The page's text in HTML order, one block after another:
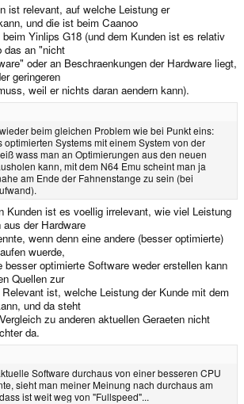
ist relevant, auf welche Leistung er
und die ist beim Caanoo
beim Yinlips G18 (und dem Kunden ist es relativ
das an "nicht
oder an Beschraenkungen der Hardware liegt,
geringeren
weil er nichts daran aendern kann).
beim gleichen Problem wie bei Punkt eins:
optimierten Systems mit einem System von der
wass man an Optimierungen aus den neuen
kann, mit dem N64 Emu scheint man ja
am Ende der Fahnenstange zu sein (bei
Kunden ist es voellig irrelevant, wie viel Leistung
der Hardware
wenn denn eine andere (besser optimierte)
wuerde,
besser optimierte Software weder erstellen kann
Quellen zur
ist, welche Leistung der Kunde mit dem
und da steht
zu anderen aktuellen Geraeten nicht
da.
Software durchaus von einer besseren CPU
sieht man meiner Meinung nach durchaus am
ist weit weg von "Fullspeed"...